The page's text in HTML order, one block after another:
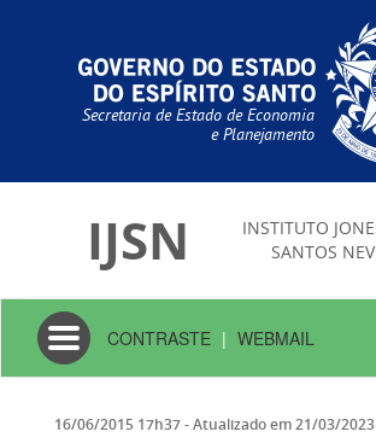
Secretaria de Estado de Economia
e Planejamento
IJSN
INSTITUTO
SANTOS
Toggle
navigation
CONTRASTE | WEBMAIL
16/06/2015 17h37- Atualizado em21/03/